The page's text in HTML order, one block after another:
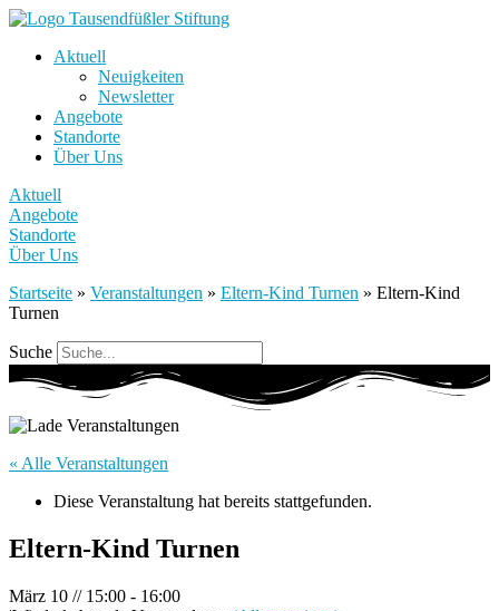
Aktuell
Neuigkeiten
Newsletter
Angebote
Standorte
Über Uns
Aktuell
Angebote
Standorte
Über Uns
Startseite » Veranstaltungen » Eltern-Kind Turnen » Eltern-Kind
Turnen
Suche
« Alle Veranstaltungen
Diese Veranstaltung hat bereits stattgefunden.
Eltern-Kind Turnen
März 10 // 15:00 - 16:00